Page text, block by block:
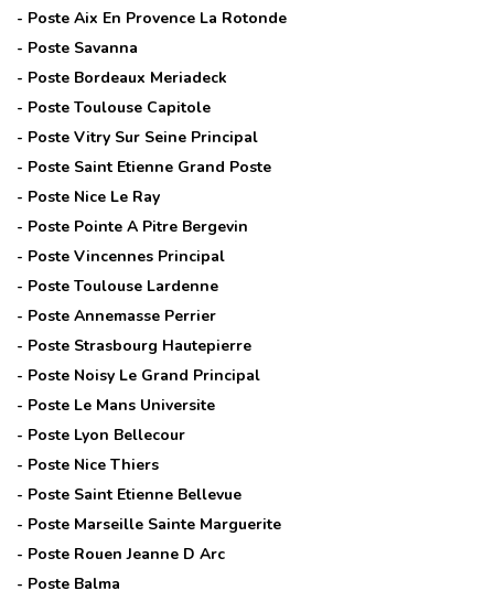
- Poste Aix En Provence La Rotonde
- Poste Savanna
- Poste Bordeaux Meriadeck
- Poste Toulouse Capitole
- Poste Vitry Sur Seine Principal
- Poste Saint Etienne Grand Poste
- Poste Nice Le Ray
- Poste Pointe A Pitre Bergevin
- Poste Vincennes Principal
- Poste Toulouse Lardenne
- Poste Annemasse Perrier
- Poste Strasbourg Hautepierre
- Poste Noisy Le Grand Principal
- Poste Le Mans Universite
- Poste Lyon Bellecour
- Poste Nice Thiers
- Poste Saint Etienne Bellevue
- Poste Marseille Sainte Marguerite
- Poste Rouen Jeanne D Arc
- Poste Balma